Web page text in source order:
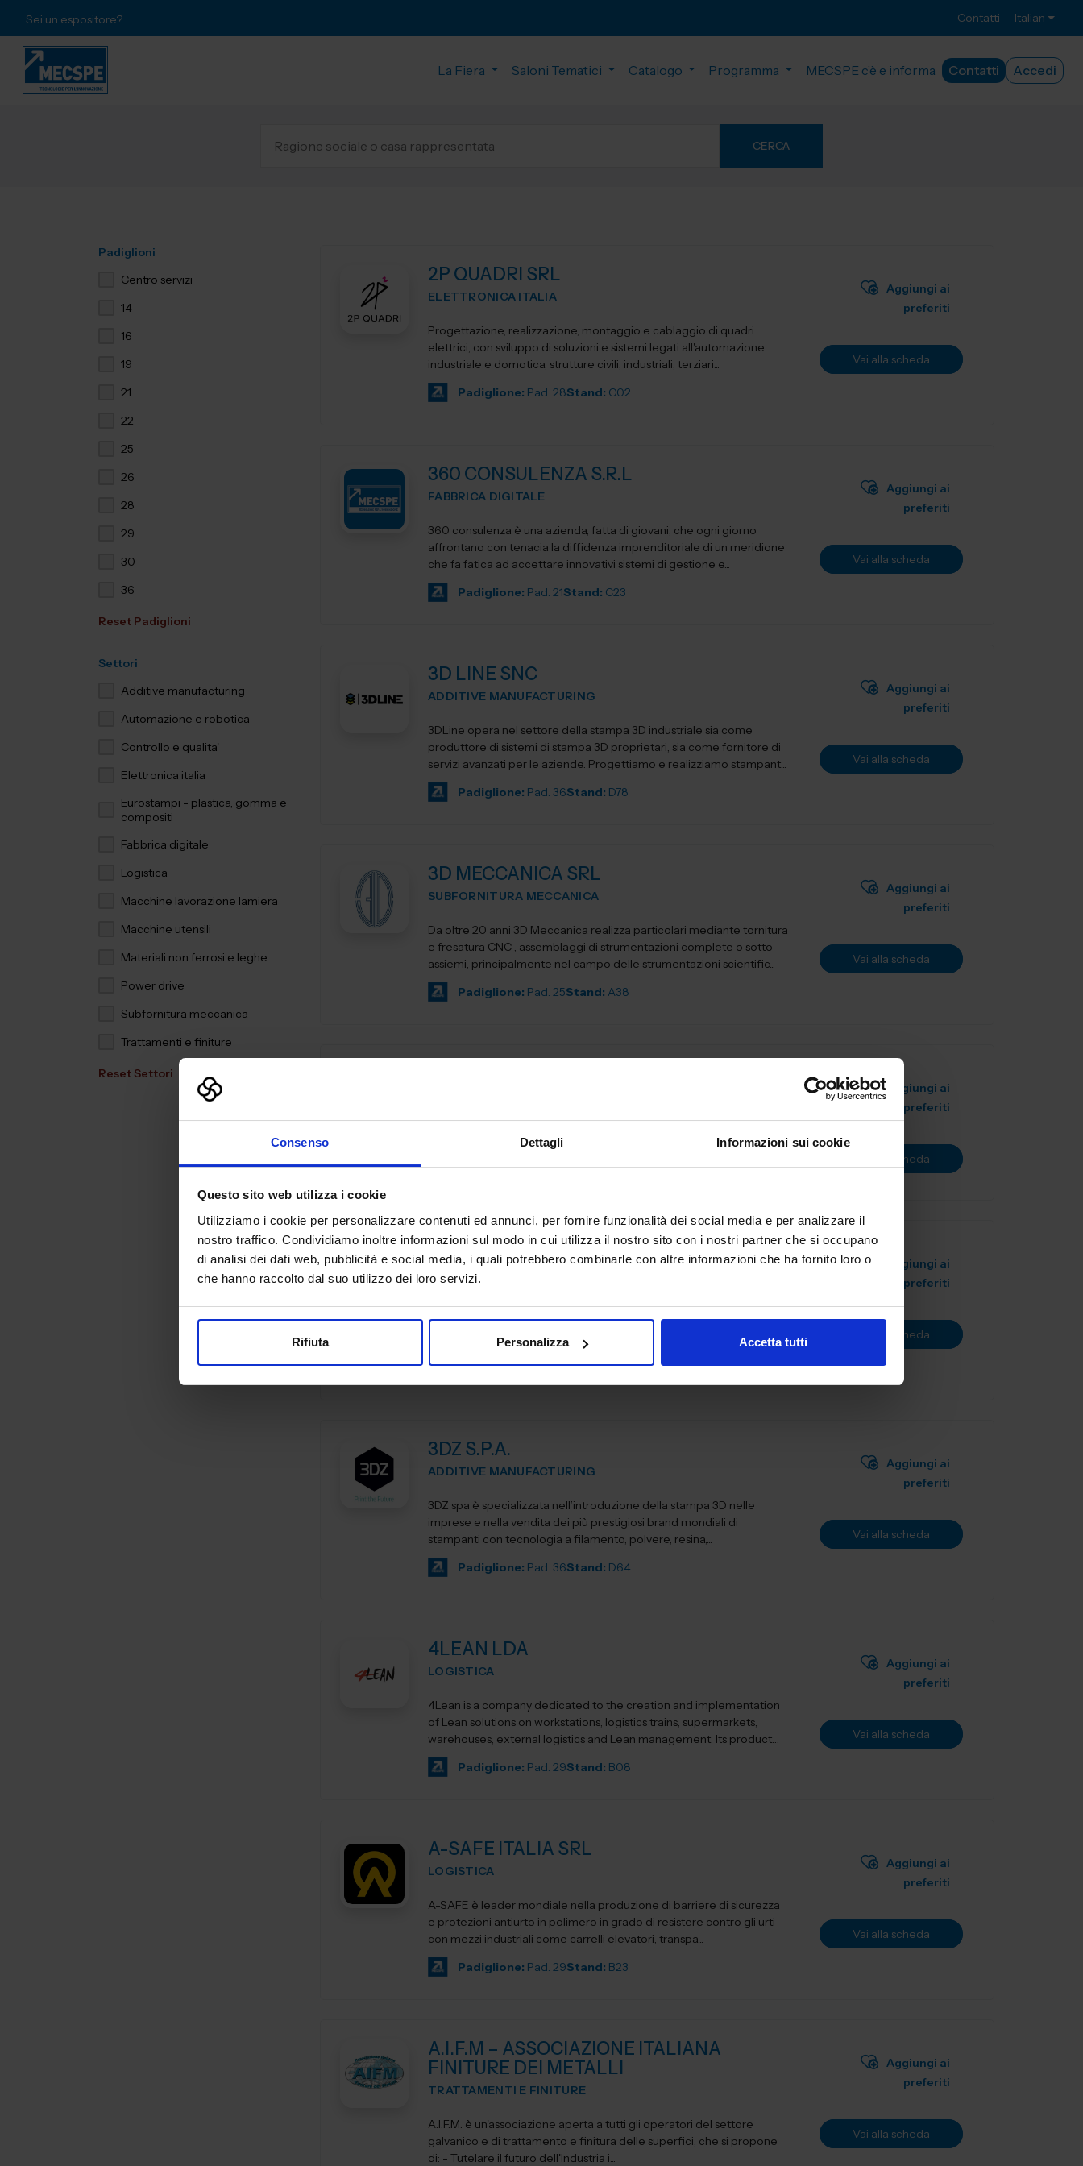
Consenso Dettagli Informazioni sui cookie
Questo sito web utilizza i cookie
Utilizziamo i cookie per personalizzare contenuti ed annunci, per fornire funzionalità dei social media e per analizzare il
nostro traffico. Condividiamo inoltre informazioni sul modo in cui utilizza il nostro sito con i nostri partner che si occupano
di analisi dei dati web, pubblicità e social media, i quali potrebbero combinarle con altre informazioni che ha fornito loro o
che hanno raccolto dal suo utilizzo dei loro servizi.
Rifiuta Personalizza Accetta tutti
Sei un espositore? Contatti Italian
La Fiera Saloni Tematici Catalogo Programma MECSPE c’è e informa Contatti Accedi
CERCA
Padiglioni
Centro servizi
14
16
19
21
22
25
26
28
29
30
36
Reset Padiglioni
Settori
Additive manufacturing
Automazione e robotica
Controllo e qualita'
Elettronica italia
Eurostampi - plastica, gomma e
compositi
Fabbrica digitale
Logistica
Macchine lavorazione lamiera
Macchine utensili
Materiali non ferrosi e leghe
Power drive
Subfornitura meccanica
Trattamenti e finiture
Reset Settori
2P QUADRI SRL
ELETTRONICA ITALIA
Progettazione, realizzazione, montaggio e cablaggio di quadri
elettrici, con sviluppo di soluzioni e sistemi legati all'automazione
industriale e domotica, strutture civili, industriali, terziari...
Padiglione: Pad. 28Stand: C02
Aggiungi ai
preferiti
Vai alla scheda
360 CONSULENZA S.R.L
FABBRICA DIGITALE
360 consulenza è una azienda, fatta di giovani, che ogni giorno
affrontano con tenacia la diffidenza imprenditoriale di un meridione
che fa fatica ad accettare innovativi sistemi di gestione e...
Padiglione: Pad. 21Stand: C23
Aggiungi ai
preferiti
Vai alla scheda
3D LINE SNC
ADDITIVE MANUFACTURING
3DLine opera nel settore della stampa 3D industriale sia come
produttore di sistemi di stampa 3D proprietari, sia come fornitore di
servizi avanzati per le aziende. Progettiamo e realizziamo stampant...
Padiglione: Pad. 36Stand: D78
Aggiungi ai
preferiti
Vai alla scheda
3D MECCANICA SRL
SUBFORNITURA MECCANICA
Da oltre 20 anni 3D Meccanica realizza particolari mediante tornitura
e fresatura CNC , assemblaggi di strumentazioni complete o sotto
assiemi, principalmente nel campo delle strumentazioni scientific...
Padiglione: Pad. 25Stand: A38
Aggiungi ai
preferiti
Vai alla scheda
Padiglione: Pad. 36
Aggiungi ai
preferiti
Vai alla scheda
3DiTALY
ADDITIVE MANUFACTURING
3DiTALY è tra le prime aziende in Italia ad erogare un service
professionale di stampa 3D a professionisti ed aziende. Copriamo le
principali tecnologie di fabbricazione additiva, la stampa 3D...
Padiglione:Pad. 36Stand:A74
Aggiungi ai
preferiti
Vai alla scheda
3DZ S.P.A.
ADDITIVE MANUFACTURING
3DZ spa è specializzata nell’introduzione della stampa 3D nelle
imprese e nella vendita dei più prestigiosi brand mondiali di
stampanti con tecnologia a filamento, polvere, resina,...
Padiglione: Pad. 36Stand: D64
Aggiungi ai
preferiti
Vai alla scheda
4LEAN LDA
LOGISTICA
4Lean is a company dedicated to the creation and implementation
of Lean solutions on workstations, logistics trains, supermarkets,
warehouses, external logistics and Lean management. Its product
ca...
Padiglione: Pad. 29Stand: B08
Aggiungi ai
preferiti
Vai alla scheda
A-SAFE ITALIA SRL
LOGISTICA
A-SAFE è leader mondiale nella produzione di barriere di sicurezza
e protezioni antiurto in polimero in grado di resistere contro gli urti
con mezzi industriali come carrelli elevatori, transpa...
Padiglione: Pad. 29Stand: B23
Aggiungi ai
preferiti
Vai alla scheda
A.I.F.M – ASSOCIAZIONE ITALIANA
FINITURE DEI METALLI
TRATTAMENTI E FINITURE
A.I.F.M. è un'associazione aperta a tutti gli operatori del settore
galvanico e di trattamento e finitura delle superfici, che si propone
di: - Tutelare il futuro dell'Industria i...
Aggiungi ai
preferiti
Vai alla scheda